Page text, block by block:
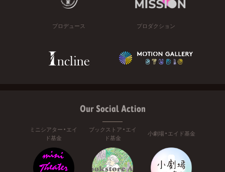
プロデュース プロダクション
Our Social Action
ミニシアター・エイ
ド基金
ブックストア・エイ
ド基金
小劇場・エイド基金